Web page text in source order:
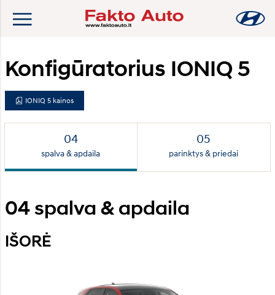
Konfigūratorius IONIQ 5
IONIQ 5 kainos
spalva & apdaila parinktys & priedai
04spalva & apdaila
IŠORĖ